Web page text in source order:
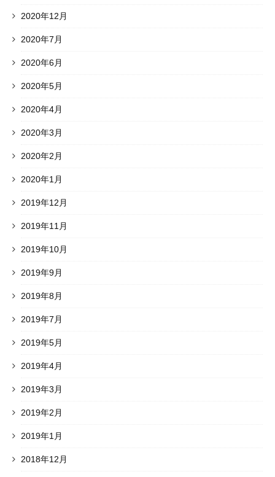
2020年12月
2020年7月
2020年6月
2020年5月
2020年4月
2020年3月
2020年2月
2020年1月
2019年12月
2019年11月
2019年10月
2019年9月
2019年8月
2019年7月
2019年5月
2019年4月
2019年3月
2019年2月
2019年1月
2018年12月